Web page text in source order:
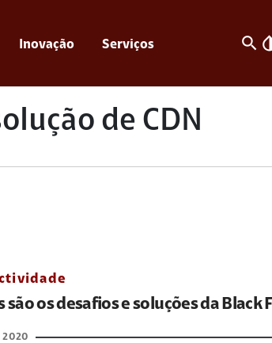
Inovação Serviços search
de CDN
são os desafios e soluções da Black
2020